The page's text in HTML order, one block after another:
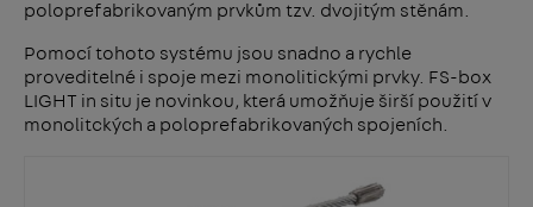
poloprefabrikovaným prvkům tzv. dvojitým stěnám.
Pomocí tohoto systému jsou snadno a rychle
proveditelné i spoje mezi monolitickými prvky. FS-box
LIGHT in situ je novinkou, která umožňuje širší použití v
monolitckých a poloprefabrikovaných spojeních.